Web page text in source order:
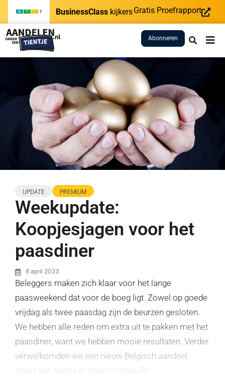
BusinessClass kijkersGratis Proefrapport
Abonneren
UPDATE PREMIUM
Weekupdate:
Koopjesjagen voor het
paasdiner
6 april 2023
Beleggers maken zich klaar voor het lange
paasweekend dat voor de boeg ligt. Zowel op goede
vrijdag als twee paasdag zijn de beurzen gesloten.
We hebben alle reden om extra uit te pakken met het
paasdiner, want we hebben mooie resultaten. Verder
verwelkomden we een nieuw Belgisch aandeel
onder een tientje in onze portefeuille.